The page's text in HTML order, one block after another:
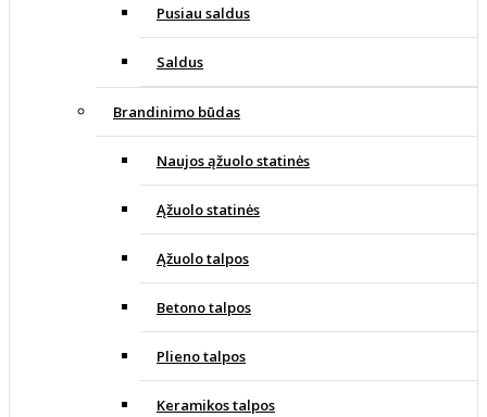
Pusiau saldus
Saldus
Brandinimo būdas
Naujos ąžuolo statinės
Ąžuolo statinės
Ąžuolo talpos
Betono talpos
Plieno talpos
Keramikos talpos